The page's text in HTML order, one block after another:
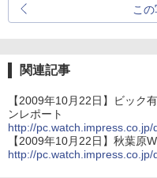
こ
関連記事
【2009年10月22日】ビック
ンレポート
http://
【2009年10月22日】秋葉原
http://